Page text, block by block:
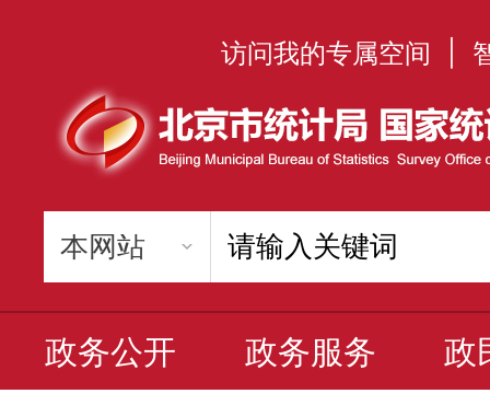
访问我的专属空间
政务公开 政务服务 政